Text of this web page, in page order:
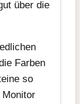
über die
Farben
so